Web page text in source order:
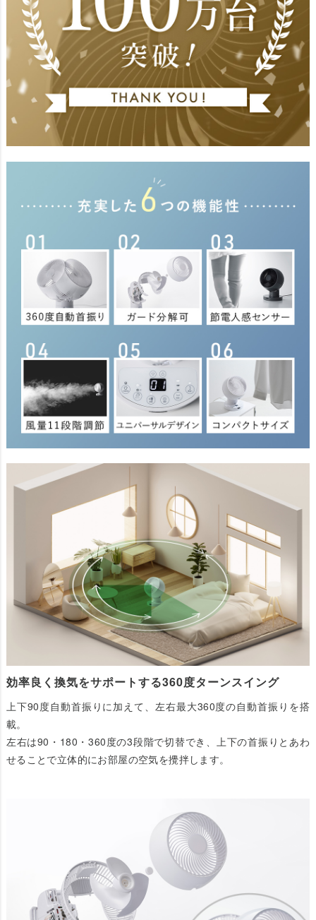
効率良く換気をサポートする360度ターンスイング
上下90度自動首振りに加えて、左右最大360度の自動首振りを搭
載。
左右は90・180・360度の3段階で切替でき、上下の首振りとあわ
せることで立体的にお部屋の空気を攪拌します。